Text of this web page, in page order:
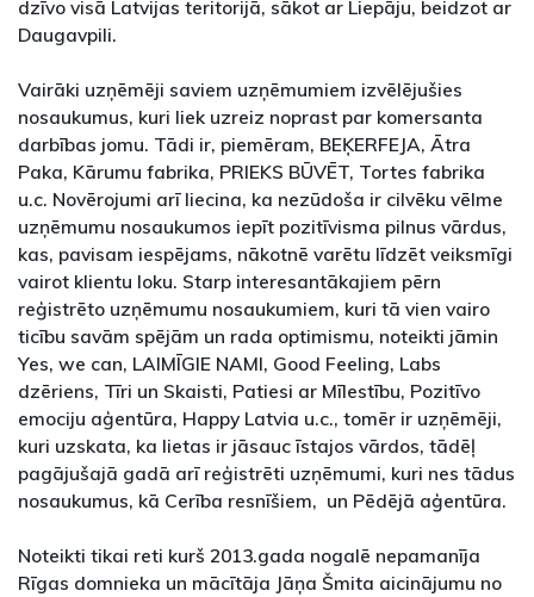
dzīvo visā Latvijas teritorijā, sākot ar Liepāju, beidzot ar
Daugavpili.
Vairāki uzņēmēji saviem uzņēmumiem izvēlējušies
nosaukumus, kuri liek uzreiz noprast par komersanta
darbības jomu. Tādi ir, piemēram, BEĶERFEJA, Ātra
Paka, Kārumu fabrika, PRIEKS BŪVĒT, Tortes fabrika
u.c. Novērojumi arī liecina, ka nezūdoša ir cilvēku vēlme
uzņēmumu nosaukumos iepīt pozitīvisma pilnus vārdus,
kas, pavisam iespējams, nākotnē varētu līdzēt veiksmīgi
vairot klientu loku. Starp interesantākajiem pērn
reģistrēto uzņēmumu nosaukumiem, kuri tā vien vairo
ticību savām spējām un rada optimismu, noteikti jāmin
Yes, we can, LAIMĪGIE NAMI, Good Feeling, Labs
dzēriens, Tīri un Skaisti, Patiesi ar Mīlestību, Pozitīvo
emociju aģentūra, Happy Latvia u.c., tomēr ir uzņēmēji,
kuri uzskata, ka lietas ir jāsauc īstajos vārdos, tādēļ
pagājušajā gadā arī reģistrēti uzņēmumi, kuri nes tādus
nosaukumus, kā Cerība resnīšiem, un Pēdējā aģentūra.
Noteikti tikai reti kurš 2013.gada nogalē nepamanīja
Rīgas domnieka un mācītāja Jāņa Šmita aicinājumu no